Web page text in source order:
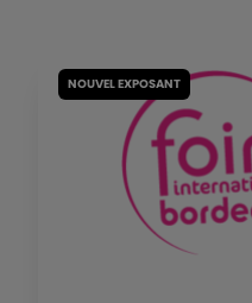
NOUVEL EXPOSANT